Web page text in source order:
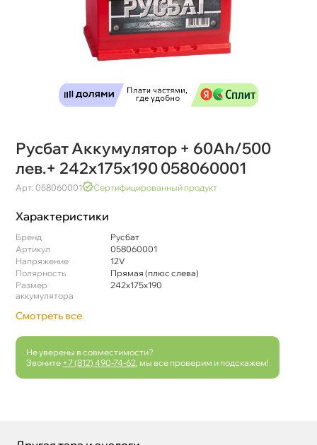
Русбат Аккумулятор + 60Ah/500
лев.+ 242x175x190 058060001
Арт: 058060001 Сертифицированный продукт
Характеристики
Бренд
Русбат
Артикул
058060001
Напряжение
12V
Полярность
Прямая (плюс слева)
Размер
аккумулятора
242x175x190
Смотреть все
Не уверены в совместимости?
Звоните +7 (812) 490-74-62 , мы все проверим и подскажем!